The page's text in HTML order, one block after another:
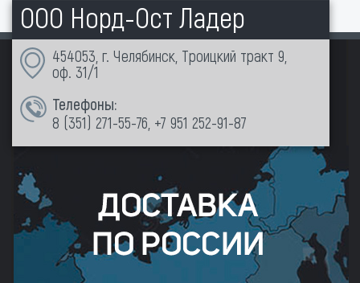
ООО Норд-Ост Ладер
454053, г. Челябинск, Троицкий тракт 9,
оф. 31/1
Телефоны:
8 (351) 271-55-76 +7 951 252-91-87